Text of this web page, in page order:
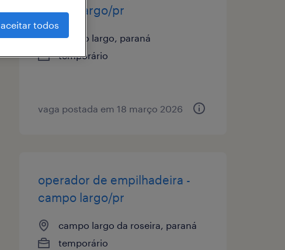
campo largo/pr
campo largo, paraná
temporário
vaga postada em 18 março 2026
operador de empilhadeira -
campo largo/pr
campo largo da roseira, paraná
temporário
aceitar todos